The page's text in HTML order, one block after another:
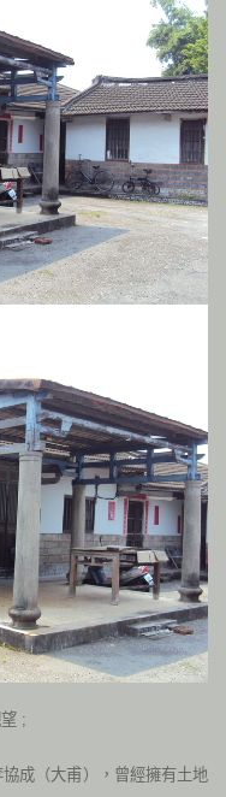
;
成（大甫），曾經擁有土地